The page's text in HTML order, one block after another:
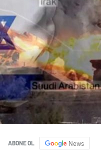
ABONE OL News